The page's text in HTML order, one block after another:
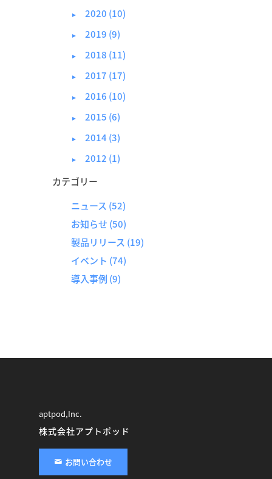
► 2020 (10)
► 2019 (9)
► 2018 (11)
► 2017 (17)
► 2016 (10)
► 2015 (6)
► 2014 (3)
► 2012 (1)
カテゴリー
ニュース (52)
お知らせ (50)
製品リリース (19)
イベント (74)
導入事例 (9)
aptpod,Inc.
株式会社アプトポッド
お問い合わせ